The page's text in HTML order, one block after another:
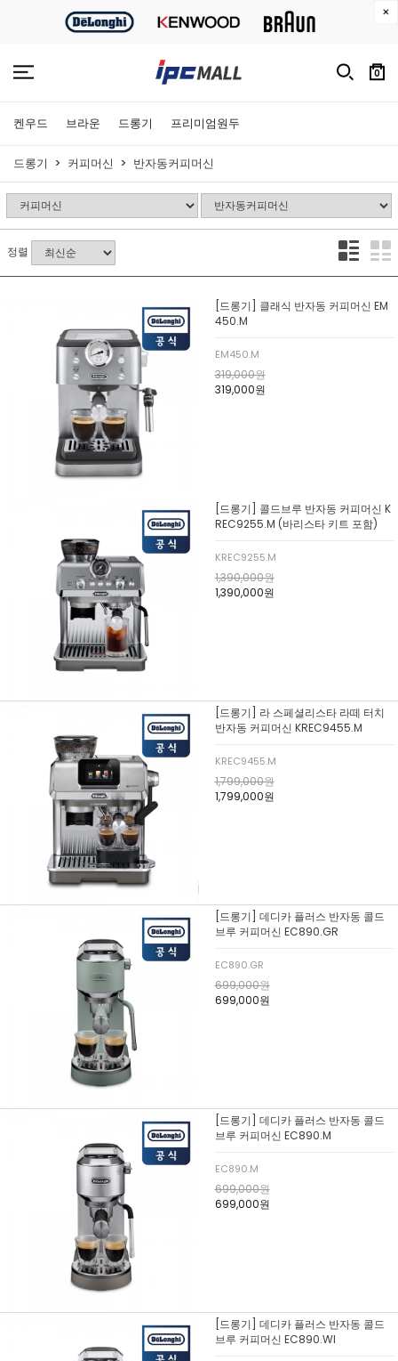
0
켄우드 브라운 드롱기 프리미엄원두
드롱기 커피머신 반자동커피머신
정렬
[드롱기] 클래식 반자동 커피머신 EM
450.M
EM450.M
319,000원
319,000원
[드롱기] 콜드브루 반자동 커피머신 K
REC9255.M (바리스타 키트 포함)
KREC9255.M
1,390,000원
1,390,000원
[드롱기] 라 스페셜리스타 라떼 터치
반자동 커피머신 KREC9455.M
KREC9455.M
1,799,000원
1,799,000원
[드롱기] 데디카 플러스 반자동 콜드
브루 커피머신 EC890.GR
EC890.GR
699,000원
699,000원
[드롱기] 데디카 플러스 반자동 콜드
브루 커피머신 EC890.M
EC890.M
699,000원
699,000원
[드롱기] 데디카 플러스 반자동 콜드
브루 커피머신 EC890.WI